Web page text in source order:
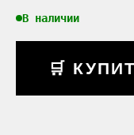
В наличии
🛒